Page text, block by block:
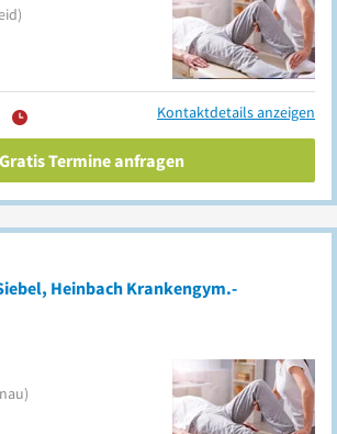
Kontaktdetails anzeigen
Gratis Termine anfragen
Heinbach Krankengym.-